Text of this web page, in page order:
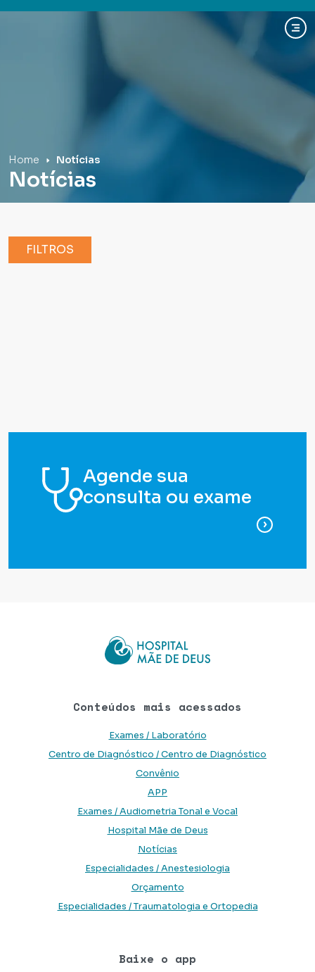
Home Notícias
Notícias
FILTROS
Agende sua
consulta ou exame
para
Conteúdos mais acessados
Exames / Laboratório
Centro de Diagnóstico / Centro de Diagnóstico
Convênio
APP
Exames / Audiometria Tonal e Vocal
Hospital Mãe de Deus
Notícias
Especialidades / Anestesiologia
Orçamento
Especialidades / Traumatologia e Ortopedia
Baixe o app